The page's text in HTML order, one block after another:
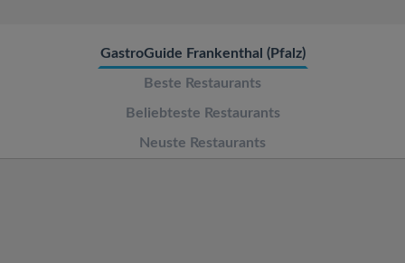
GastroGuide Frankenthal (Pfalz)
Beste Restaurants
Beliebteste Restaurants
Neuste Restaurants